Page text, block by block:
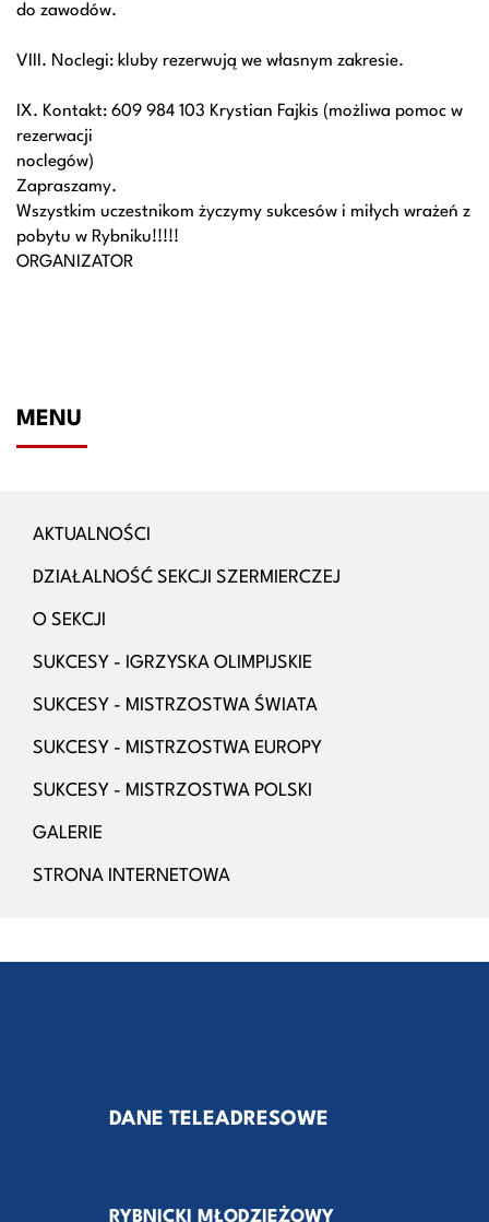
do zawodów.
VIII. Noclegi: kluby rezerwują we własnym zakresie.
IX. Kontakt: 609 984 103 Krystian Fajkis (możliwa pomoc w
rezerwacji
noclegów)
Zapraszamy.
Wszystkim uczestnikom życzymy sukcesów i miłych wrażeń z
pobytu w Rybniku!!!!!
ORGANIZATOR
MENU
AKTUALNOŚCI
DZIAŁALNOŚĆ SEKCJI SZERMIERCZEJ
O SEKCJI
SUKCESY - IGRZYSKA OLIMPIJSKIE
SUKCESY - MISTRZOSTWA ŚWIATA
SUKCESY - MISTRZOSTWA EUROPY
SUKCESY - MISTRZOSTWA POLSKI
GALERIE
STRONA INTERNETOWA
DANE TELEADRESOWE
RYBNICKI MŁODZIEŻOWY